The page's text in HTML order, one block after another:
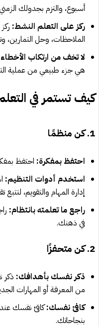
أسبوع، والتزم بجدولك
ركز على التعلم النشط:
الملاحظات، وحل التمارين،
لا تخف من ارتكاب
هي جزء طبيعي من عملية
كيف تستمر في
1. كن منظمًا
احتفظ بمفكرة: احتفظ
استخدم أدوات التنظيم:
إدارة المهام والتقويم،
راجع ما تعلمته بانتظام:
في ذهنك.
2. كن متحفزًا
ذكر نفسك بأهدافك: ذكر
من المعرفة أو المهارات
كافئ نفسك:كافئ نفسك
بنجاحاتك.